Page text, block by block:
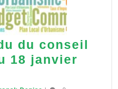
du conseil
18 janvier